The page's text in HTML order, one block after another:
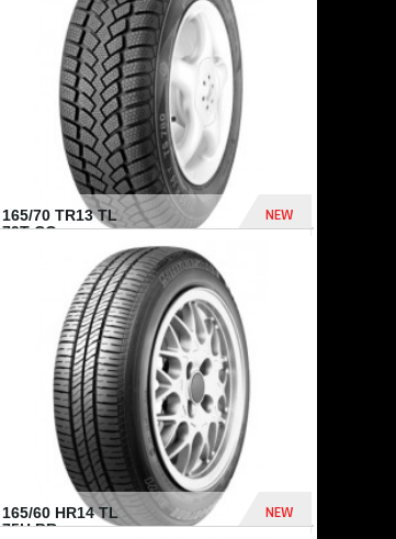
165/70 TR13 TL
79T CO...
NEW
364 Dhs
165/60 HR14 TL
75H BR...
NEW